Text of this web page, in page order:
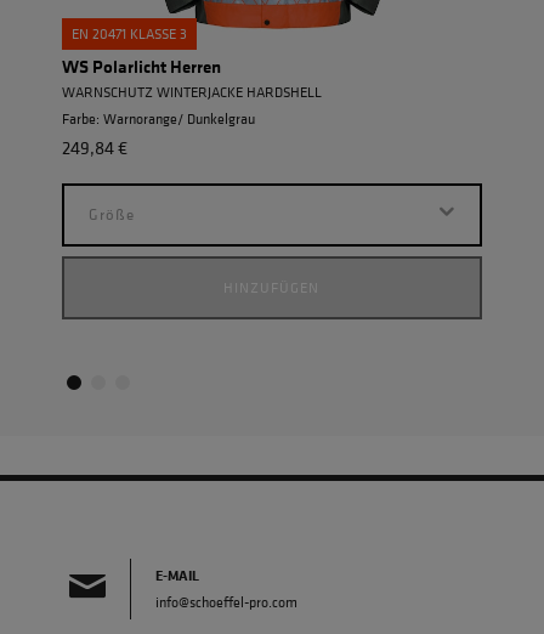
EN 20471 KLASSE 3
WS Polarlicht Herren
WARNSCHUTZ WINTERJACKE HARDSHELL
Farbe: Warnorange/ Dunkelgrau
249,84 €
Größe
HINZUFÜGEN
E-MAIL
info@schoeffel-pro.com